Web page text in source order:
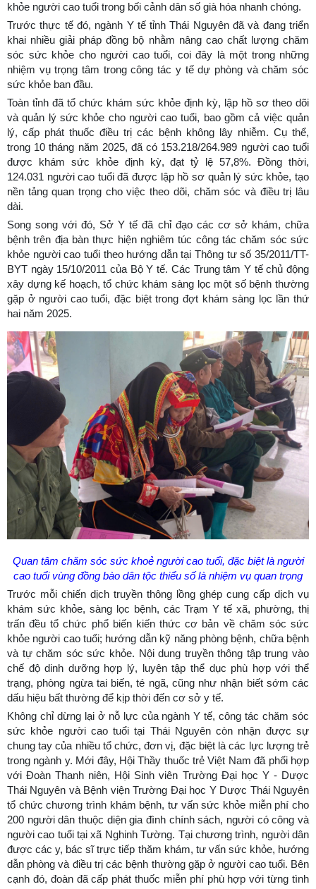
khỏe người cao tuổi trong bối cảnh dân số già hóa nhanh chóng.
Trước thực tế đó, ngành Y tế tỉnh Thái Nguyên đã và đang triển
khai nhiều giải pháp đồng bộ nhằm nâng cao chất lượng chăm
sóc sức khỏe cho người cao tuổi, coi đây là một trong những
nhiệm vụ trọng tâm trong công tác y tế dự phòng và chăm sóc
sức khỏe ban đầu.
Toàn tỉnh đã tổ chức khám sức khỏe định kỳ, lập hồ sơ theo dõi
và quản lý sức khỏe cho người cao tuổi, bao gồm cả việc quản
lý, cấp phát thuốc điều trị các bệnh không lây nhiễm. Cụ thể,
trong 10 tháng năm 2025, đã có 153.218/264.989 người cao tuổi
được khám sức khỏe định kỳ, đạt tỷ lệ 57,8%. Đồng thời,
124.031 người cao tuổi đã được lập hồ sơ quản lý sức khỏe, tạo
nền tảng quan trọng cho việc theo dõi, chăm sóc và điều trị lâu
dài.
Song song với đó, Sở Y tế đã chỉ đạo các cơ sở khám, chữa
bệnh trên địa bàn thực hiện nghiêm túc công tác chăm sóc sức
khỏe người cao tuổi theo hướng dẫn tại Thông tư số 35/2011/TT-
BYT ngày 15/10/2011 của Bộ Y tế. Các Trung tâm Y tế chủ động
xây dựng kế hoạch, tổ chức khám sàng lọc một số bệnh thường
gặp ở người cao tuổi, đặc biệt trong đợt khám sàng lọc lần thứ
hai năm 2025.
Quan tâm chăm sóc sức khoẻ người cao tuổi, đặc biệt là người
cao tuổi vùng đồng bào dân tộc thiểu số là nhiệm vụ quan trọng
Trước mỗi chiến dịch truyền thông lồng ghép cung cấp dịch vụ
khám sức khỏe, sàng lọc bệnh, các Trạm Y tế xã, phường, thị
trấn đều tổ chức phổ biến kiến thức cơ bản về chăm sóc sức
khỏe người cao tuổi; hướng dẫn kỹ năng phòng bệnh, chữa bệnh
và tự chăm sóc sức khỏe. Nội dung truyền thông tập trung vào
chế độ dinh dưỡng hợp lý, luyện tập thể dục phù hợp với thể
trạng, phòng ngừa tai biến, té ngã, cũng như nhận biết sớm các
dấu hiệu bất thường để kịp thời đến cơ sở y tế.
Không chỉ dừng lại ở nỗ lực của ngành Y tế, công tác chăm sóc
sức khỏe người cao tuổi tại Thái Nguyên còn nhận được sự
chung tay của nhiều tổ chức, đơn vị, đặc biệt là các lực lượng trẻ
trong ngành y. Mới đây, Hội Thầy thuốc trẻ Việt Nam đã phối hợp
với Đoàn Thanh niên, Hội Sinh viên Trường Đại học Y - Dược
Thái Nguyên và Bệnh viện Trường Đại học Y Dược Thái Nguyên
tổ chức chương trình khám bệnh, tư vấn sức khỏe miễn phí cho
200 người dân thuộc diện gia đình chính sách, người có công và
người cao tuổi tại xã Nghinh Tường. Tại chương trình, người dân
được các y, bác sĩ trực tiếp thăm khám, tư vấn sức khỏe, hướng
dẫn phòng và điều trị các bệnh thường gặp ở người cao tuổi. Bên
cạnh đó, đoàn đã cấp phát thuốc miễn phí phù hợp với từng tình